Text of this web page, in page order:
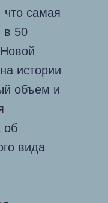
что самая
в 50
истории
объем и
об
вида